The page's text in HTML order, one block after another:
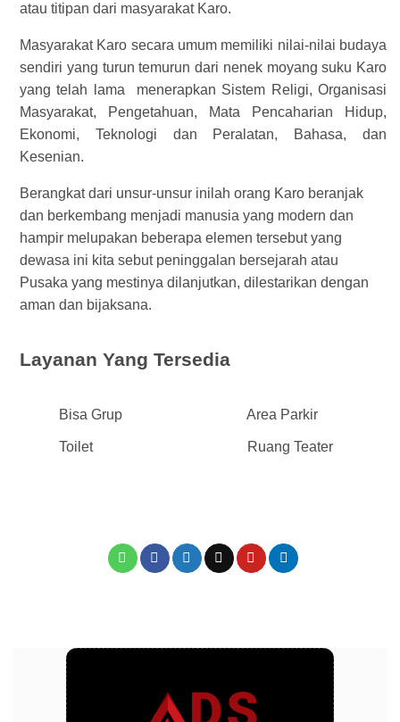
atau titipan dari masyarakat Karo.
Masyarakat Karo secara umum memiliki nilai-nilai budaya
sendiri yang turun temurun dari nenek moyang suku Karo
yang telah lama menerapkan Sistem Religi, Organisasi
Masyarakat, Pengetahuan, Mata Pencaharian Hidup,
Ekonomi, Teknologi dan Peralatan, Bahasa, dan
Kesenian.
Berangkat dari unsur-unsur inilah orang Karo beranjak
dan berkembang menjadi manusia yang modern dan
hampir melupakan beberapa elemen tersebut yang
dewasa ini kita sebut peninggalan bersejarah atau
Pusaka yang mestinya dilanjutkan, dilestarikan dengan
aman dan bijaksana.
Layanan Yang Tersedia
Bisa Grup Area Parkir
Toilet Ruang Teater